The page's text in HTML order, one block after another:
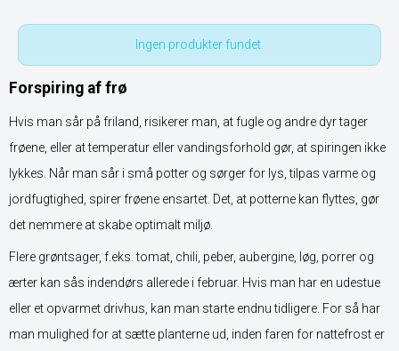
Ingen produkter fundet.
Forspiring af frø
Hvis man sår på friland, risikerer man, at fugle og andre dyr tager
frøene, eller at temperatur eller vandingsforhold gør, at spiringen ikke
lykkes. Når man sår i små potter og sørger for lys, tilpas varme og
jordfugtighed, spirer frøene ensartet. Det, at potterne kan flyttes, gør
det nemmere at skabe optimalt miljø.
Flere grøntsager, f.eks. tomat, chili, peber, aubergine, løg, porrer og
ærter kan sås indendørs allerede i februar. Hvis man har en udestue
eller et opvarmet drivhus, kan man starte endnu tidligere. For så har
man mulighed for at sætte planterne ud, inden faren for nattefrost er